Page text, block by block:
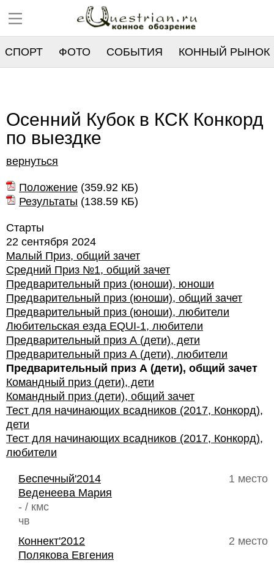
СПОРТ ФОТО СОБЫТИЯ КОННЫЙ РЫНОК
Осенний Кубок в КСК Конкорд
по выездке
вернуться
Положение (359.92 КБ)
Результаты (138.59 КБ)
Старты
22 сентября 2024
Малый Приз, общий зачет
Средний Приз №1, общий зачет
Предварительный приз (юноши), юноши
Предварительный приз (юноши), общий зачет
Предварительный приз (юноши), любители
Любительская езда EQUI-1, любители
Предварительный приз А (дети), дети
Предварительный приз А (дети), любители
Предварительный приз А (дети), общий зачет
Командный приз (дети), дети
Командный приз (дети), общий зачет
Тест для начинающих всадников (2017, Конкорд),
дети
Тест для начинающих всадников (2017, Конкорд),
любители
1 место
Беспечный'2014
Веденеева Мария
- / кмс
чв
2 место
Коннект'2012
Полякова Евгения